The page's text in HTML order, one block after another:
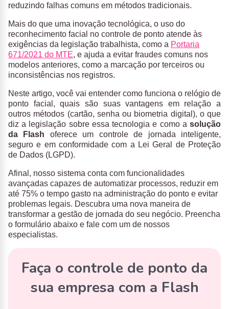
reduzindo falhas comuns em métodos tradicionais.
Mais do que uma inovação tecnológica, o uso do
reconhecimento facial no controle de ponto atende às
exigências da legislação trabalhista, como a Portaria
671/2021 do MTE, e ajuda a evitar fraudes comuns nos
modelos anteriores, como a marcação por terceiros ou
inconsistências nos registros.
Neste artigo, você vai entender como funciona o relógio de
ponto facial, quais são suas vantagens em relação a
outros métodos (cartão, senha ou biometria digital), o que
diz a legislação sobre essa tecnologia e como a solução
da Flash oferece um controle de jornada inteligente,
seguro e em conformidade com a Lei Geral de Proteção
de Dados (LGPD).
Afinal, nosso sistema conta com funcionalidades
avançadas capazes de automatizar processos, reduzir em
até 75% o tempo gasto na administração do ponto e evitar
problemas legais. Descubra uma nova maneira de
transformar a gestão de jornada do seu negócio. Preencha
o formulário abaixo e fale com um de nossos
especialistas.